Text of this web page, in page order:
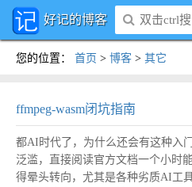
好记的博客
您的位置 ： 首页 > 博客 > 其它
ffmpeg-wasm闭坑指南
都AI时代了，为什么还会有这种入
泛滥，直接阅读官方文档一个小时
得晕头转向，尤其是各种劣质AI工